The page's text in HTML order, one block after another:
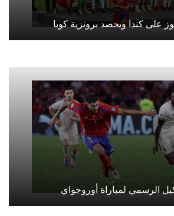
على كندا ويحصد برونزية كوبا
الرسمي لمباراة أوروجواي